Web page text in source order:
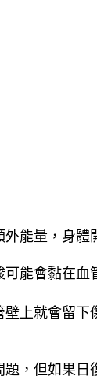
能量，身體
能會黏在血
上就會留下
，但如果日